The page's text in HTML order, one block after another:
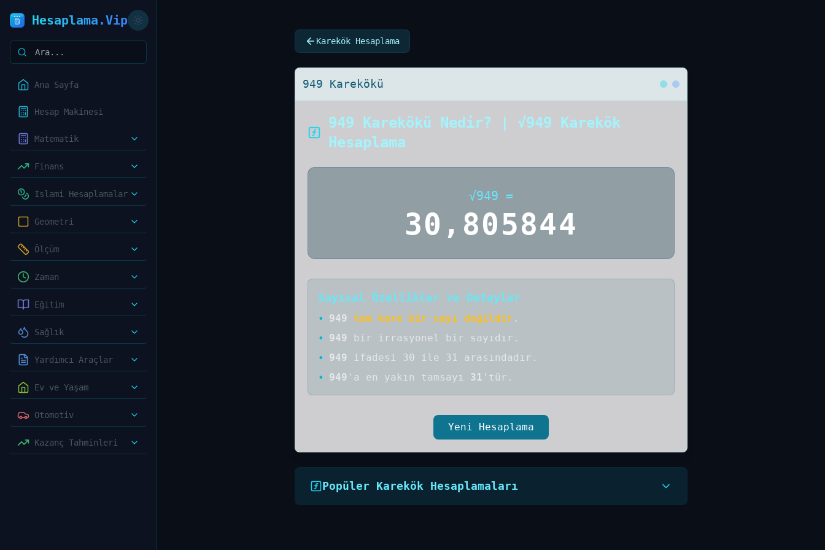
Hesaplama.Vip
Ana Sayfa
Hesap Makinesi
Matematik
Finans
İslami Hesaplamalar
Geometri
Ölçüm
Zaman
Eğitim
Sağlık
Yardımcı Araçlar
Ev ve Yaşam
Otomotiv
Kazanç Tahminleri
Karekök Hesaplama
949 Karekökü
949 Karekökü Nedir? | √949 Karekök
Hesaplama
√949 =
30,805844
Sayısal Özellikler ve Detaylar
• 949 tam kare bir sayı değildir .
•
949 bir irrasyonel bir sayıdır .
•
949
ifadesi 30 ile 31 arasındadır.
•
949 'a en yakın tamsayı 31 'tür.
Yeni Hesaplama
Popüler Karekök Hesaplamaları